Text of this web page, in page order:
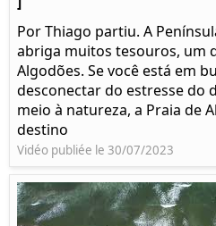
Por Thiago partiu. A
abriga muitos tesouros, um
Algodões. Se você está em
desconectar do estresse do
meio à natureza, a Praia de
destino
Vidéo publiée le 30/07/2023